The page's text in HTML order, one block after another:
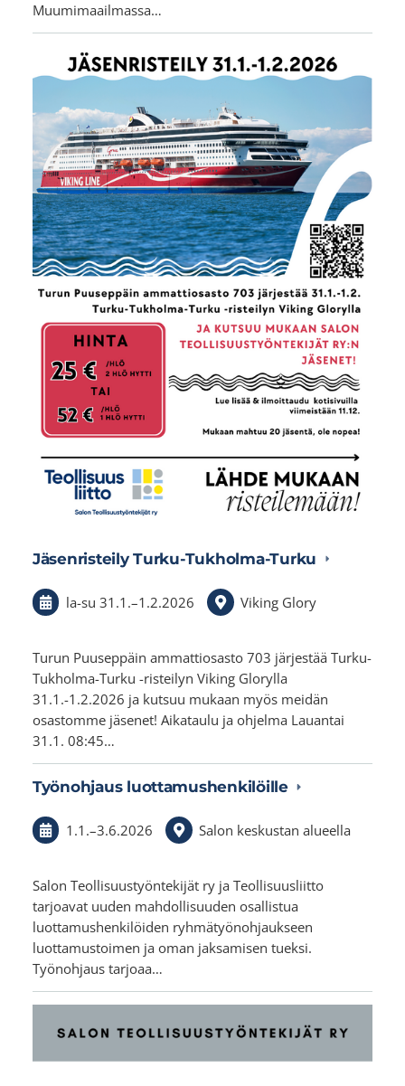
Muumimaailmassa…
Jäsenristeily Turku-Tukholma-Turku
la-su 31.1.–1.2.2026 Viking Glory
Turun Puuseppäin ammattiosasto 703 järjestää Turku-
Tukholma-Turku -risteilyn Viking Glorylla
31.1.-1.2.2026 ja kutsuu mukaan myös meidän
osastomme jäsenet! Aikataulu ja ohjelma Lauantai
31.1. 08:45…
Työnohjaus luottamushenkilöille
1.1.–3.6.2026 Salon keskustan alueella
Salon Teollisuustyöntekijät ry ja Teollisuusliitto
tarjoavat uuden mahdollisuuden osallistua
luottamushenkilöiden ryhmätyönohjaukseen
luottamustoimen ja oman jaksamisen tueksi.
Työnohjaus tarjoaa…